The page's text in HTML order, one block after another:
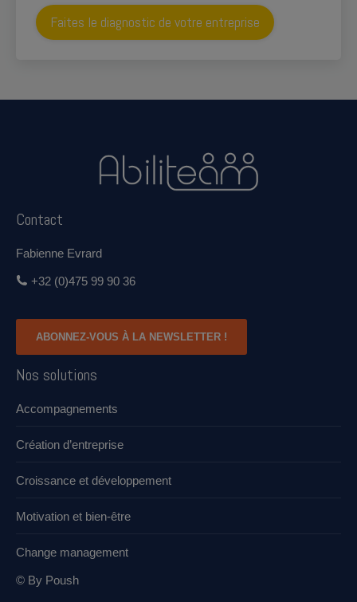
Faites le diagnostic de votre entreprise
Contact
Fabienne Evrard
+32 (0)475 99 90 36
ABONNEZ-VOUS À LA NEWSLETTER !
Nos solutions
Accompagnements
Création d’entreprise
Croissance et développement​
Motivation et bien-être
Change management
© By Poush